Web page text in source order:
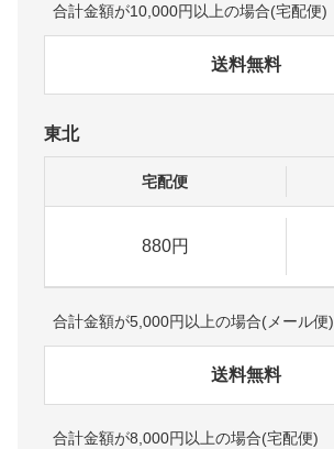
合計金額が10,000円以上の場合(宅配便)
送料無料
東北
宅配便
880円
合計金額が5,000円以上の場合(メール便)
送料無料
合計金額が8,000円以上の場合(宅配便)